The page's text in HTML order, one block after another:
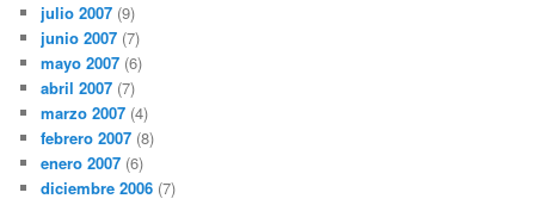
julio 2007 (9)
junio 2007 (7)
mayo 2007 (6)
abril 2007 (7)
marzo 2007 (4)
febrero 2007 (8)
enero 2007 (6)
diciembre 2006 (7)